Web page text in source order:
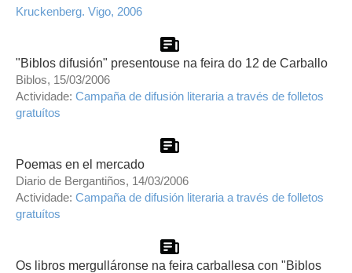
Kruckenberg. Vigo, 2006
"Biblos difusión" presentouse na feira do 12 de Carballo
Biblos, 15/03/2006
Actividade: Campaña de difusión literaria a través de folletos
gratuítos
Poemas en el mercado
Diario de Bergantiños, 14/03/2006
Actividade: Campaña de difusión literaria a través de folletos
gratuítos
Os libros mergulláronse na feira carballesa con "Biblos